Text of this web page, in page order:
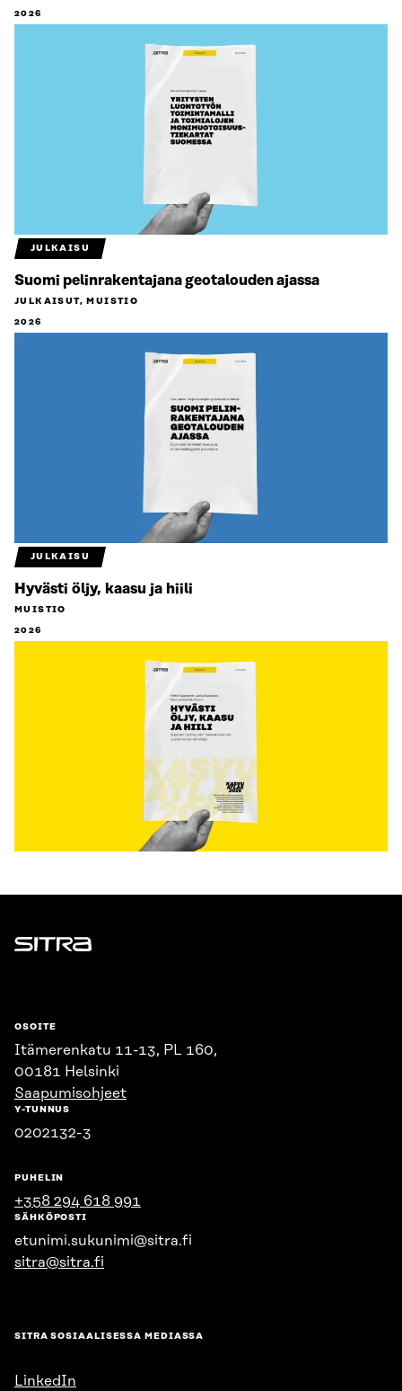
2026
JULKAISU
Suomi pelinrakentajana geotalouden ajassa
JULKAISUT, MUISTIO
2026
JULKAISU
Hyvästi öljy, kaasu ja hiili
MUISTIO
2026
Sitra
OSOITE
Itämerenkatu 11-13, PL 160,
00181 Helsinki
Saapumisohjeet
Y-TUNNUS
0202132-3
PUHELIN
+358 294 618 991
SÄHKÖPOSTI
etunimi.sukunimi@sitra.fi
sitra@sitra.fi
SITRA SOSIAALISESSA MEDIASSA
LinkedIn